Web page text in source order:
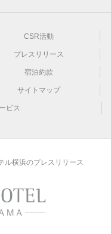
CSR活動
プレスリリース
宿泊約款
サイトマップ
ビス
ル横浜のプレスリリース